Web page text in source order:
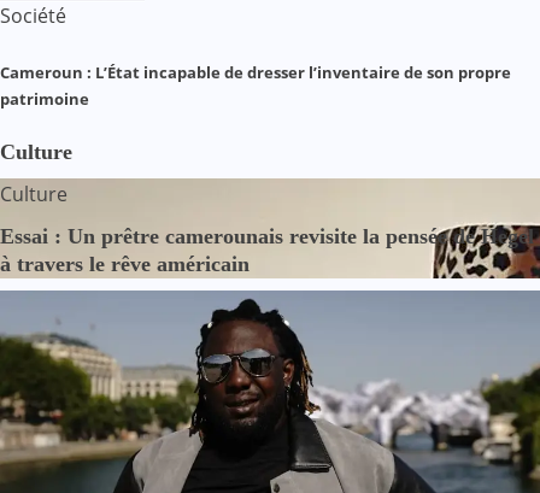
Société
Cameroun : L’État incapable de dresser l’inventaire de son propre
patrimoine
Culture
Culture
Essai : Un prêtre camerounais revisite la pensée de Hegel
à travers le rêve américain